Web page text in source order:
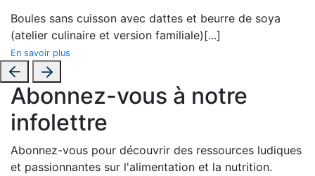
Boules sans cuisson avec dattes et beurre de soya
(atelier culinaire et version familiale) [...]
En savoir plus
Abonnez-vous à notre
infolettre
Abonnez-vous pour découvrir des ressources ludiques
et passionnantes sur l'alimentation et la nutrition.